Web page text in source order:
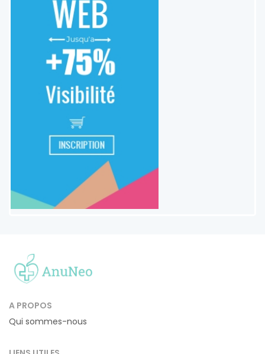
A PROPOS
Qui sommes-nous